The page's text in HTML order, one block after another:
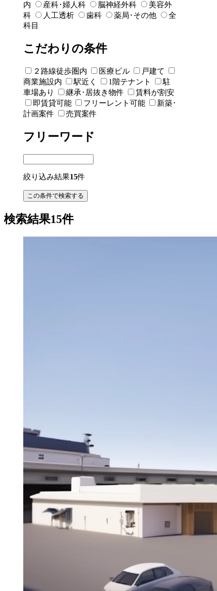
内
産科･婦人科 脳神経外科
美容外
科
人工透析 歯科 薬局･その他
全
科目
こだわりの条件
２路線徒歩圏内 医療ビル
戸建て
商業施設内
駅近く 1階テナント
駐
車場あり
継承･居抜き物件
賃料が割安
即賃貸可能
フリーレント可能
新築･
計画案件
売買案件
フリーワード
絞り込み結果15件
検索結果15件